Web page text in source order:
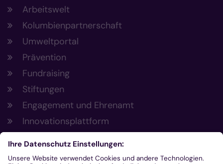
Arbeitswelt
Kolumbienpartnerschaft
Umweltportal
Prävention
Fundraising
Stiftungen
Engagement und Ehrenamt
Innovationsplattform
Aus der Plattform